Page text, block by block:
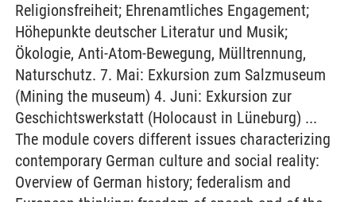
Religionsfreiheit; Ehrenamtliches Engagement;
Höhepunkte deutscher Literatur und Musik;
Ökologie, Anti-Atom-Bewegung, Mülltrennung,
Naturschutz. 7. Mai: Exkursion zum Salzmuseum
(Mining the museum) 4. Juni: Exkursion zur
Geschichtswerkstatt (Holocaust in Lüneburg) ...
The module covers different issues characterizing
contemporary German culture and social reality:
Overview of German history; federalism and